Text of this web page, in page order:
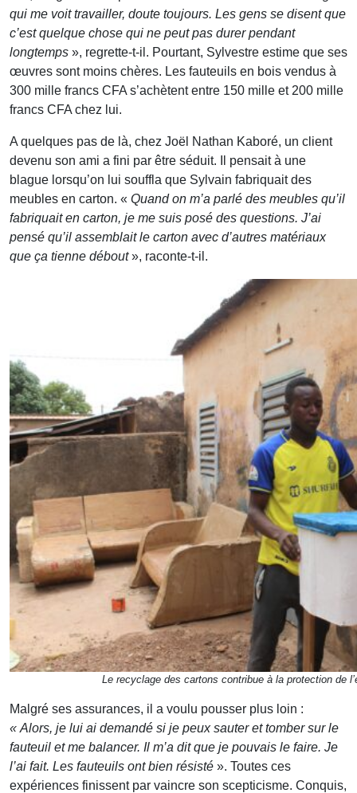
qui me voit travailler, doute toujours. Les gens se disent que
c’est quelque chose qui ne peut pas durer pendant
longtemps », regrette-t-il. Pourtant, Sylvestre estime que ses
œuvres sont moins chères. Les fauteuils en bois vendus à
300 mille francs CFA s’achètent entre 150 mille et 200 mille
francs CFA chez lui.
A quelques pas de là, chez Joël Nathan Kaboré, un client
devenu son ami a fini par être séduit. Il pensait à une
blague lorsqu’on lui souffla que Sylvain fabriquait des
meubles en carton. « Quand on m’a parlé des meubles qu’il
fabriquait en carton, je me suis posé des questions. J’ai
pensé qu’il assemblait le carton avec d’autres matériaux
que ça tienne débout», raconte-t-il.
Le recyclage des cartons contribue à la protection de
Malgré ses assurances, il a voulu pousser plus loin :
« Alors, je lui ai demandé si je peux sauter et tomber sur le
fauteuil et me balancer. Il m’a dit que je pouvais le faire. Je
l’ai fait. Les fauteuils ont bien résisté ». Toutes ces
expériences finissent par vaincre son scepticisme. Conquis,